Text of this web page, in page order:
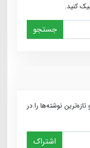
کنید.
جستجو
نوشته‌ها را در
اشتراک